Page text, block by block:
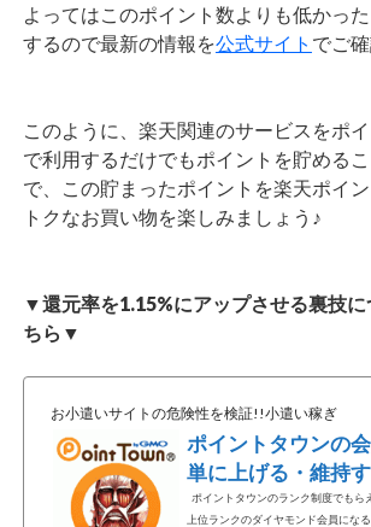
よってはこのポイント数よりも低かっ
するので最新の情報を公式サイト でご
このように、楽天関連のサービスをポ
で利用するだけでもポイントを貯める
で、この貯まったポイントを楽天ポイ
トクなお買い物を楽しみましょう♪
▼還元率を1.15%にアップさせる裏技に
ちら▼
お小遣いサイトの危険性を検証!!小遣い稼ぎ
ポイントタウンの
単に上げる・維持
ポイントタウンのランク制度でもら
上位ランクのダイヤモンド会員にな